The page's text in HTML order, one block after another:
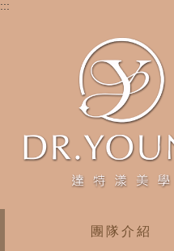
:::
團隊介紹